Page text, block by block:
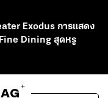
Exodus การแสดง
Dining สุดหรู
+